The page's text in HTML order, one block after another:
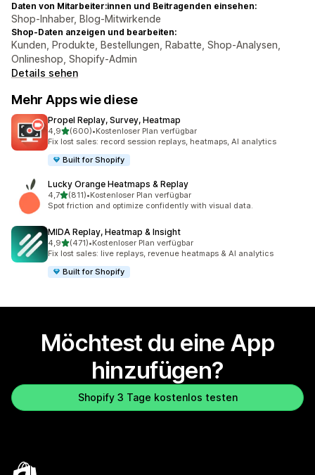
Daten von Mitarbeiter:innen und Beitragenden einsehen:
Shop-Inhaber, Blog-Mitwirkende
Shop-Daten anzeigen und bearbeiten:
Kunden, Produkte, Bestellungen, Rabatte, Shop-Analysen,
Onlineshop, Shopify-Admin
Details sehen
Mehr Apps wie diese
Propel Replay, Survey, Heatmap
4,9von 5 Sternen
(600)
600 Rezensionen insgesamt
•Kostenloser Plan verfügbar
Fix lost sales: record session replays, heatmaps, AI analytics
Built for Shopify
Lucky Orange Heatmaps & Replay
4,7von 5 Sternen
(811)
811 Rezensionen insgesamt
•Kostenloser Plan verfügbar
Spot friction and optimize confidently with visual data.
MIDA Replay, Heatmap & Insight
4,9von 5 Sternen
(471)
471 Rezensionen insgesamt
•Kostenloser Plan verfügbar
Fix lost sales: live replays, revenue heatmaps & AI analytics
Built for Shopify
Möchtest du eine App
hinzufügen?
Shopify 3 Tage kostenlos testen